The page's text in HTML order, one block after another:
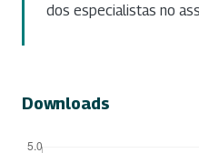
dos especialistas no
Downloads